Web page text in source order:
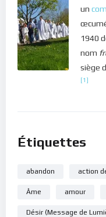
un
1940
nom
siège
[1]
Étiquettes
abandon action
Âme amour
Désir (Message de